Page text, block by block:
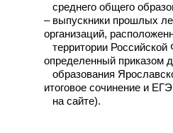
среднего общего
– выпускники прошлых
организаций,
территории Российской
определенный приказом
образования
итоговое сочинение и
на сайте).